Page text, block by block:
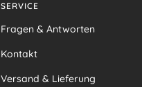
SERVICE
Fragen & Antworten
Kontakt
Versand & Lieferung